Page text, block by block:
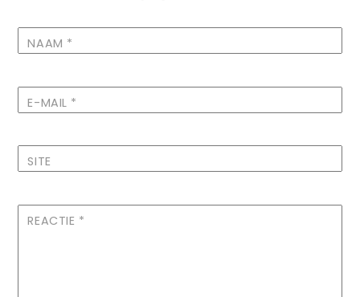
NAAM *
E-MAIL *
SITE
REACTIE *